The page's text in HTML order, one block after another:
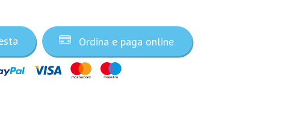
Ordina e paga online